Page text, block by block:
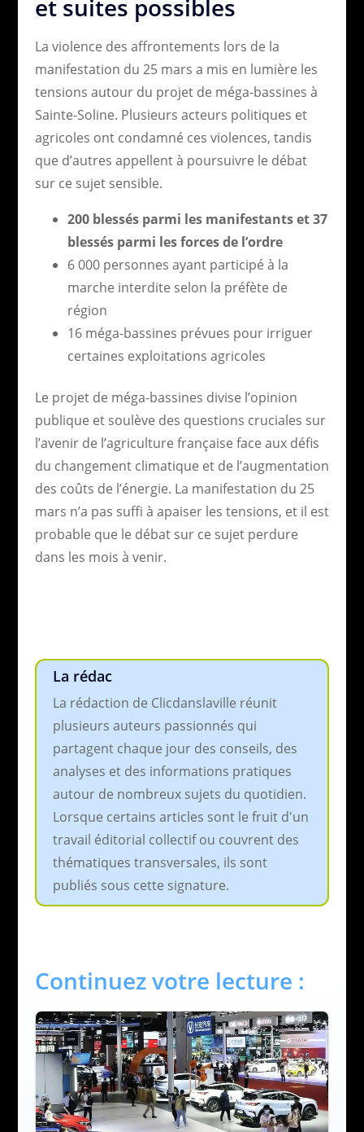
et suites possibles
La violence des affrontements lors de la
manifestation du 25 mars a mis en lumière les
tensions autour du projet de méga-bassines à
Sainte-Soline. Plusieurs acteurs politiques et
agricoles ont condamné ces violences, tandis
que d’autres appellent à poursuivre le débat
sur ce sujet sensible.
200 blessés parmi les manifestants et 37
blessés parmi les forces de l’ordre
6 000 personnes ayant participé à la
marche interdite selon la préfète de
région
16 méga-bassines prévues pour irriguer
certaines exploitations agricoles
Le projet de méga-bassines divise l’opinion
publique et soulève des questions cruciales sur
l’avenir de l’agriculture française face aux défis
du changement climatique et de l’augmentation
des coûts de l’énergie. La manifestation du 25
mars n’a pas suffi à apaiser les tensions, et il est
probable que le débat sur ce sujet perdure
dans les mois à venir.
La rédac
La rédaction de Clicdanslaville réunit
plusieurs auteurs passionnés qui
partagent chaque jour des conseils, des
analyses et des informations pratiques
autour de nombreux sujets du quotidien.
Lorsque certains articles sont le fruit d'un
travail éditorial collectif ou couvrent des
thématiques transversales, ils sont
publiés sous cette signature.
Continuez votre lecture :